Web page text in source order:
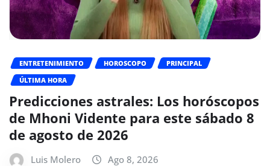
ENTRETENIMIENTO HOROSCOPO
PRINCIPAL
ÚLTIMA HORA
Predicciones astrales: Los horóscopos
de Mhoni Vidente para este sábado 8
de agosto de 2026
Luis Molero Ago 8, 2026